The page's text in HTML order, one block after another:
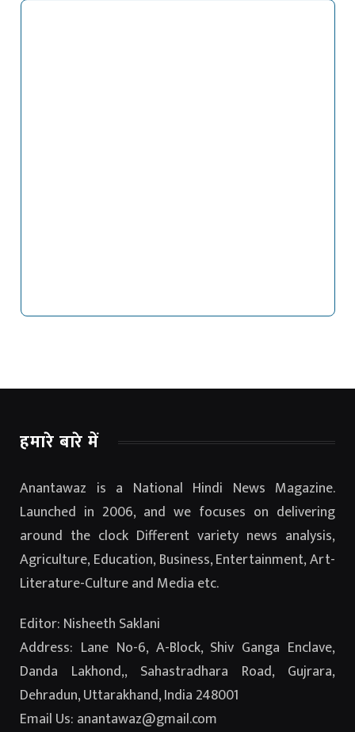
हमारे बारे में
Anantawaz is a National Hindi News Magazine.
Launched in 2006, and we focuses on delivering
around the clock Different variety news analysis,
Agriculture, Education, Business, Entertainment, Art-
Literature-Culture and Media etc.
Editor: Nisheeth Saklani
Address: Lane No-6, A-Block, Shiv Ganga Enclave,
Danda Lakhond,, Sahastradhara Road, Gujrara,
Dehradun, Uttarakhand, India 248001
Email Us: anantawaz@gmail.com